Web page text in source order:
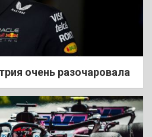
очень разочаровала